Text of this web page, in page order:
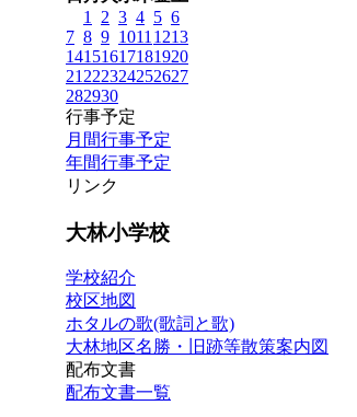
1
2 3 4 5 6
7 8 9 1011 1213
14151617181920
21 222324252627
282930
行事予定
月間行事予定
年間行事予定
リンク
大林小学校
学校紹介
校区地図
ホタルの歌(歌詞と歌)
大林地区名勝・旧跡等散策案内図
配布文書
配布文書一覧